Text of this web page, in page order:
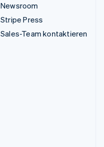
Newsroom
Stripe Press
Sales-Team kontaktieren